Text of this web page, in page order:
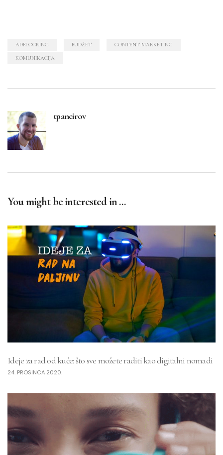
ADBLOCKING BUDŽET CONTENT MARKETING
KOMUNIKACIJA
tpancirov
You might be interested in …
Ideje za rad od kuće: što sve možete raditi kao digitalni nomadi
24. PROSINCA 2020.